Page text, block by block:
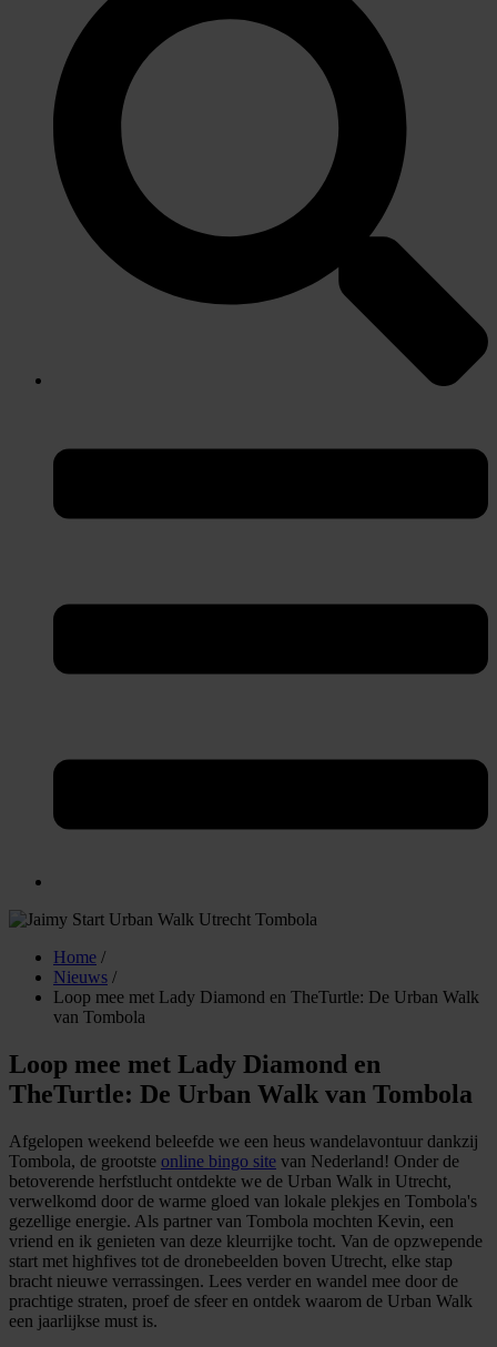
Home /
Nieuws /
Loop mee met Lady Diamond en TheTurtle: De Urban Walk
van Tombola
Loop mee met Lady Diamond en
TheTurtle: De Urban Walk van Tombola
Afgelopen weekend beleefde we een heus wandelavontuur dankzij
Tombola, de grootste online bingo site van Nederland! Onder de
betoverende herfstlucht ontdekte we de Urban Walk in Utrecht,
verwelkomd door de warme gloed van lokale plekjes en Tombola's
gezellige energie. Als partner van Tombola mochten Kevin, een
vriend en ik genieten van deze kleurrijke tocht. Van de opzwepende
start met highfives tot de dronebeelden boven Utrecht, elke stap
bracht nieuwe verrassingen. Lees verder en wandel mee door de
prachtige straten, proef de sfeer en ontdek waarom de Urban Walk
een jaarlijkse must is.